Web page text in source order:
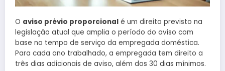
O aviso prévio proporcional é um direito previsto na
legislação atual que amplia o período do aviso com
base no tempo de serviço da empregada doméstica.
Para cada ano trabalhado, a empregada tem direito a
três dias adicionais de aviso, além dos 30 dias mínimos.